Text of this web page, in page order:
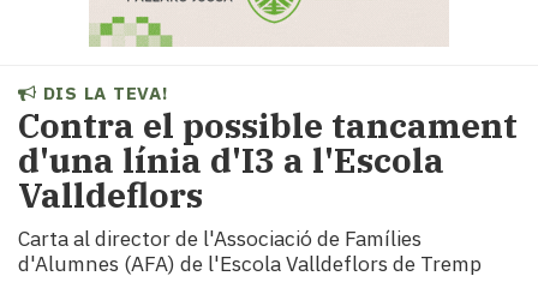
Societat
Política
i
municipis
Economia
turisme
DIS LA TEVA!
Contra el possible tancament
d'una línia d'I3 a l'Escola
Valldeflors
Carta al director de l'Associació de Famílies
d'Alumnes (AFA) de l'Escola Valldeflors de Tremp